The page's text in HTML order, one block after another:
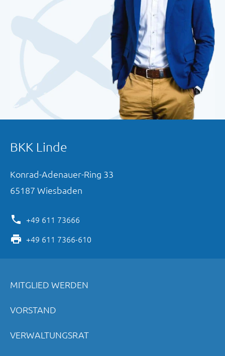
BKK Linde
Konrad-Adenauer-Ring 33
65187 Wiesbaden
+49 611 73666
+49 611 7366-610
MITGLIED WERDEN
VORSTAND
VERWALTUNGSRAT